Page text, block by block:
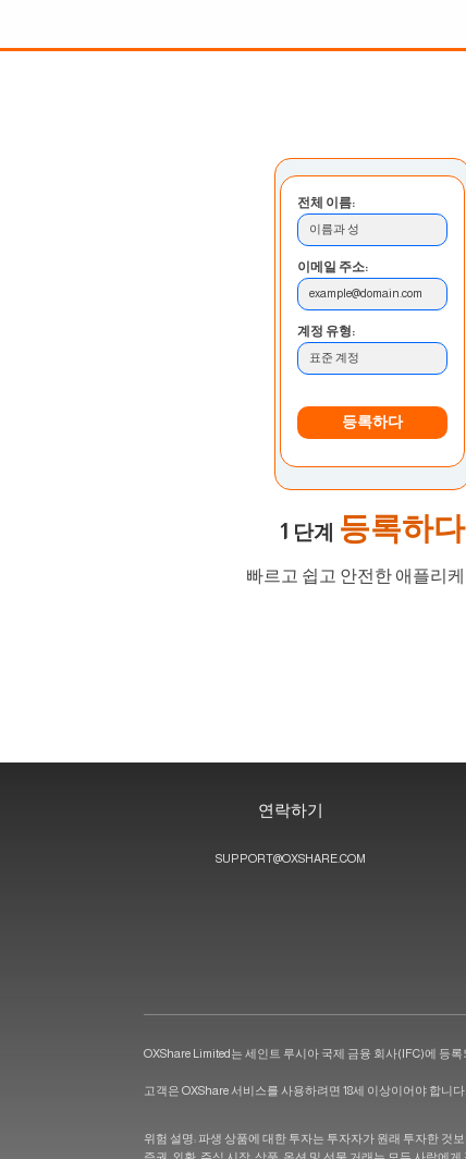
전체 이름:
이름과 성
이메일 주소:
example@domain.com
계정 유형:
표준 계정
등록하다
1 단계 등록하다
빠르고 쉽고 안전한 애플리
연락하기
SUPPORT@OXSHARE.COM
OXShare Limited는 세인트 루시아 국제 금융 회사(IFC)에 등록
고객은 OXShare 서비스를 사용하려면 18세 이상이어야 합니다.
위험 설명: 파생 상품에 대한 투자는 투자자가 원래 투자한 것
증권, 외환, 주식 시장, 상품, 옵션 및 선물 거래는 모든 사람에